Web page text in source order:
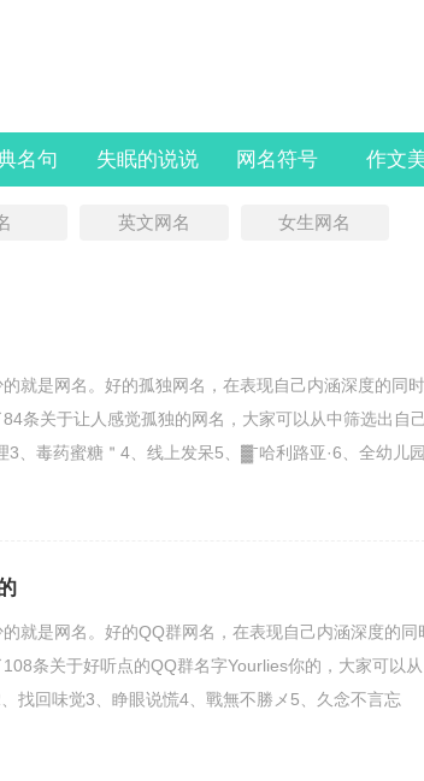
名句 失眠的说说 网名符号 作文
英文网名 女生网名
就是网名。好的孤独网名，在表现自己内涵深度的同时
条关于让人感觉孤独的网名，大家可以从中筛选出自己
、毒药蜜糖＂4、线上发呆5、▓ˉ哈利路亚·6、全幼儿园
就是网名。好的QQ群网名，在表现自己内涵深度的同
条关于好听点的QQ群名字Yourlies你的，大家可以从
找回味觉3、睁眼说慌4、戰無不勝メ5、久念不言忘